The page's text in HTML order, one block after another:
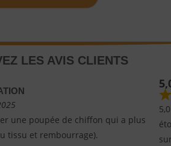
LES AVIS CLIENTS
une poupée de chiffon qui a plus
tissu et rembourrage).
5,0